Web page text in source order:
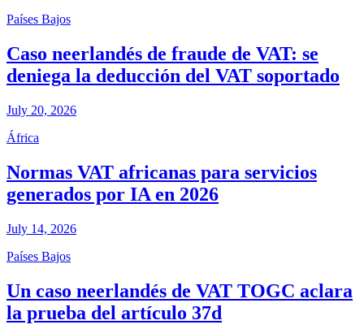
Países Bajos
Caso neerlandés de fraude de VAT: se
deniega la deducción del VAT soportado
July 20, 2026
África
Normas VAT africanas para servicios
generados por IA en 2026
July 14, 2026
Países Bajos
Un caso neerlandés de VAT TOGC aclara
la prueba del artículo 37d